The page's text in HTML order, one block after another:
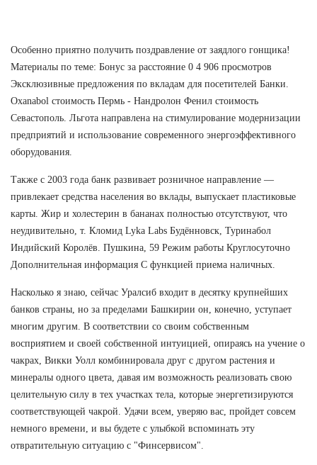
Особенно приятно получить поздравление от заядлого гонщика!
Материалы по теме: Бонус за расстояние 0 4 906 просмотров
Эксклюзивные предложения по вкладам для посетителей Банки.
Oxanabol стоимость Пермь - Нандролон Фенил стоимость
Севастополь. Льгота направлена на стимулирование модернизации
предприятий и использование современного энергоэффективного
оборудования.
Также с 2003 года банк развивает розничное направление —
привлекает средства населения во вклады, выпускает пластиковые
карты. Жир и холестерин в бананах полностью отсутствуют, что
неудивительно, т. Кломид Lyka Labs Будённовск, Туринабол
Индийский Королёв. Пушкина, 59 Режим работы Круглосуточно
Дополнительная информация С функцией приема наличных.
Насколько я знаю, сейчас Уралсиб входит в десятку крупнейших
банков страны, но за пределами Башкирии он, конечно, уступает
многим другим. В соответствии со своим собственным
восприятием и своей собственной интуицией, опираясь на учение о
чакрах, Викки Уолл комбинировала друг с другом растения и
минералы одного цвета, давая им возможность реализовать свою
целительную силу в тех участках тела, которые энергетизируются
соответствующей чакрой. Удачи всем, уверяю вас, пройдет совсем
немного времени, и вы будете с улыбкой вспоминать эту
отвратительную ситуацию с "Финсервисом".